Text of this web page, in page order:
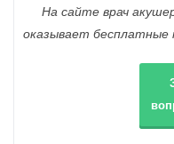
На сайте врач
оказывает бесплатные